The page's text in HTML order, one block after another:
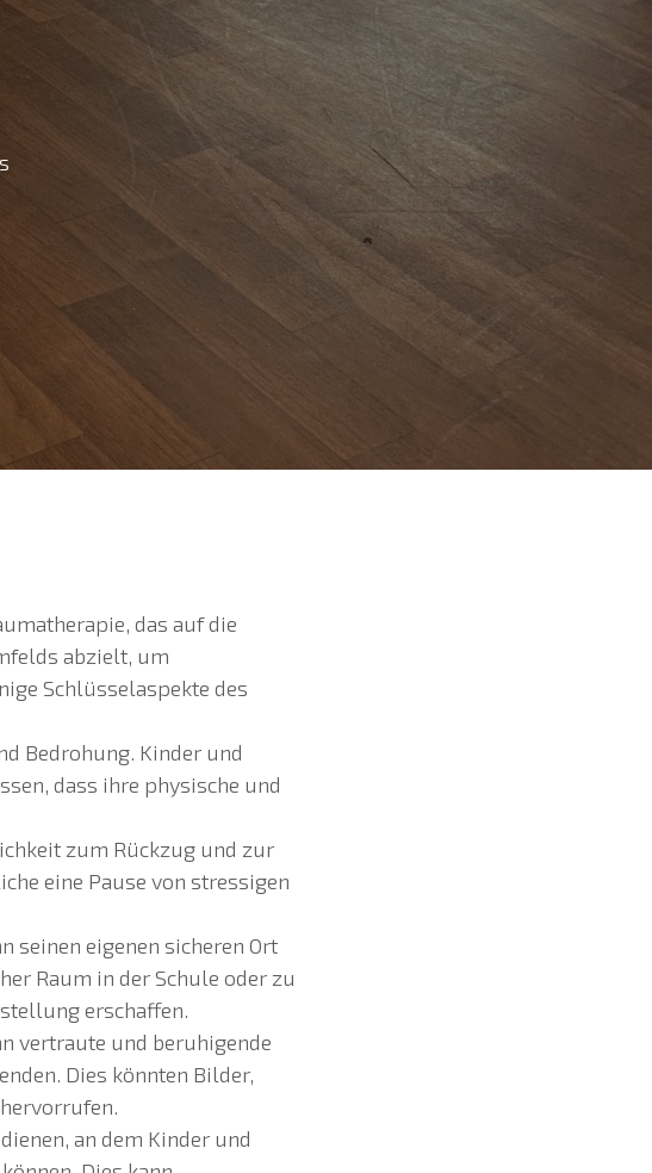
das auf die
abzielt, um
Schlüsselaspekte des
Bedrohung. Kinder und
dass ihre physische und
zum Rückzug und zur
eine Pause von stressigen
seinen eigenen sicheren Ort
Raum in der Schule oder zu
erschaffen.
vertraute und beruhigende
Dies könnten Bilder,
an dem Kinder und